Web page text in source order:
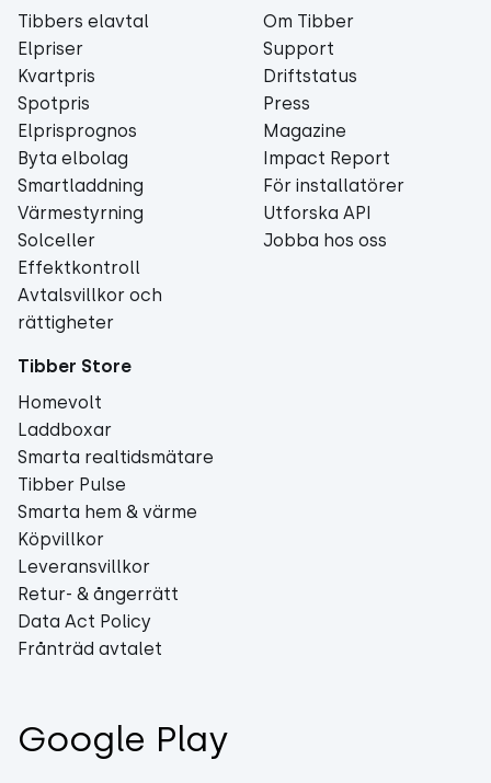
Tibbers elavtal
Elpriser
Kvartpris
Spotpris
Elprisprognos
Byta elbolag
Smartladdning
Värmestyrning
Solceller
Effektkontroll
Avtalsvillkor och
rättigheter
Om Tibber
Support
Driftstatus
Press
Magazine
Impact Report
För installatörer
Utforska API
Jobba hos oss
Tibber Store
Homevolt
Laddboxar
Smarta realtidsmätare
Tibber Pulse
Smarta hem & värme
Köpvillkor
Leveransvillkor
Retur- & ångerrätt
Data Act Policy
Frånträd avtalet
Google Play